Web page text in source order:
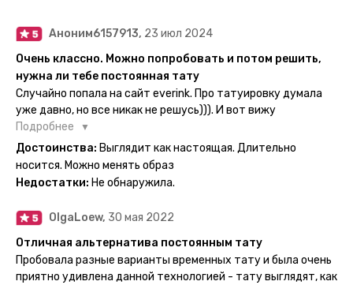
Аноним6157913, 23 июл 2024
Очень классно. Можно попробовать и потом решить,
нужна ли тебе постоянная тату
Случайно попала на сайт everink. Про татуировку думала
уже давно, но все никак не решусь))). И вот вижу
великолепный каталог everink. Тату на любой вкус.
Заказала и не пожалела. Супер. Выглядит как настоящая.
Посмотрю как булет ы носке. Обязательно закажу ещё.
Подробнее
Достоинства: Выглядит как настоящая. Длительно
носится. Можно менять образ
Недостатки: Не обнаружила.
OlgaLoew, 30 мая 2022
Отличная альтернатива постоянным тату
Пробовала разные варианты временных тату и была очень
приятно удивлена данной технологией - тату выглядят, как